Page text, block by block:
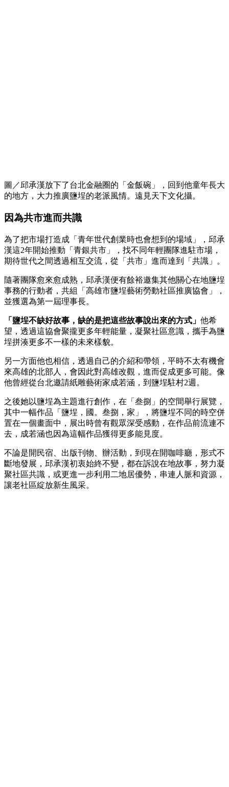
圖／邱承漢放下了台北金融圈的「金飯碗」，回到他童年長大
的地方，大力推廣鹽埕的老派風情。遠見天下文化攝。
因為共市進而共識
為了把市場打造成「青年世代創業時也會想到的場域」，邱承
漢這2年開始推動「青銀共市」，找不同年輕團隊進駐市場，
期待世代之間透過相互交流，從「共市」進而達到「共識」。
隨著團隊愈來愈成熟，邱承漢便有餘裕邀集其他關心在地鹽埕
事務的行動者，共組「高雄市鹽埕藝術勞動社區推廣協會」，
並獲選為第一屆理事長。
「鹽埕不缺好故事，缺的是把這些故事說出來的方式」 他希
望，透過這協會聚攏更多年輕能量，凝聚社區意識，攜手為鹽
埕拼湊更多不一樣的未來樣貌。
另一方面他也相信，透過自己的介紹和帶領，平時不太有機會
來高雄的北部人，會因此對高雄改觀，進而促成更多可能。像
他曾經從台北邀請紙雕藝術家成若涵，到鹽埕駐村2週。
之後她以鹽埕為主題進行創作，在「叁捌」的空間舉行展覽，
其中一幅作品「鹽埕，國。叁捌，家」，將鹽埕不同的時空併
置在一個畫面中，展出時曾有觀眾深受感動，在作品前流連不
去，成若涵也因為這幅作品獲得更多能見度。
不論是開民宿、出版刊物、辦活動，到現在開咖啡廳，形式不
斷地發展，邱承漢初衷始終不變，都在訴說在地故事，努力凝
聚社區共識，或更進一步利用二地居優勢，串連人脈和資源，
讓老社區綻放新生風采。